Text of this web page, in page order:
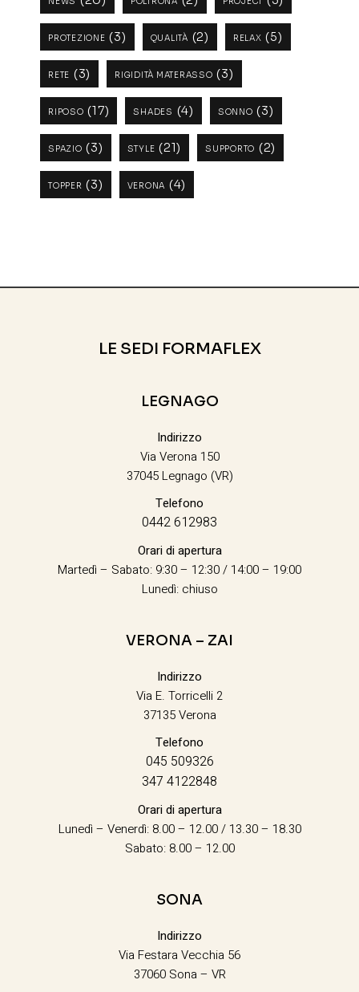
PROTEZIONE (3) QUALITÀ (2) RELAX (5)
RETE (3) RIGIDITÀ MATERASSO (3)
RIPOSO (17) SHADES (4) SONNO (3)
SPAZIO (3) STYLE (21) SUPPORTO (2)
TOPPER (3) VERONA (4)
LE SEDI FORMAFLEX
LEGNAGO
Indirizzo
Via Verona 150
37045 Legnago (VR)
Telefono
0442 612983
Orari di apertura
Martedì – Sabato: 9:30 – 12:30 / 14:00 – 19:00
Lunedì: chiuso
VERONA – ZAI
Indirizzo
Via E. Torricelli 2
37135 Verona
Telefono
045 509326
347 4122848
Orari di apertura
Lunedì – Venerdì: 8.00 – 12.00 / 13.30 – 18.30
Sabato: 8.00 – 12.00
SONA
Indirizzo
Via Festara Vecchia 56
37060 Sona – VR